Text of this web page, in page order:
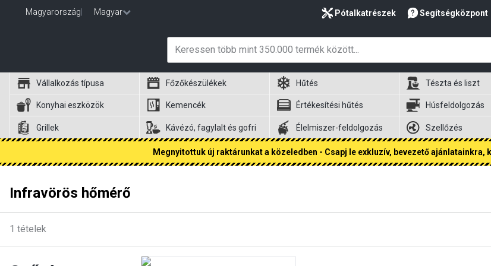
Magyarország Magyar Pótalkatrészek Segítségközpont
Vállalkozás típusa Főzőkészülékek Hűtés Tészta és liszt
Konyhai eszközök Kemencék Értékesítési hűtés Húsfeldolgozás
Grillek Kávézó, fagylalt és gofri Élelmiszer-feldolgozás Szellőzés
Megnyitottuk új raktárunkat a közeledben - Csapj le exkluzív, bevezető
Infravörös hőmérő
1 tételek